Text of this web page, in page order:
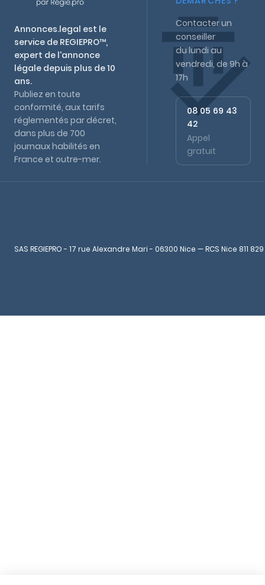
Annonces.legal est le
service de REGIEPRO™,
expert de l'annonce
légale depuis plus de 10
ans.
Publiez en toute
conformité, aux tarifs
réglementés par décret,
dans plus de 700
journaux habilités en
France et outre-mer.
Contacter un
conseiller
du lundi au
vendredi, de 9h à
17h
08 05 69 43
42
Appel
gratuit
SAS REGIEPRO - 17 rue Alexandre Mari - 06300 Nice — RCS Nice 811